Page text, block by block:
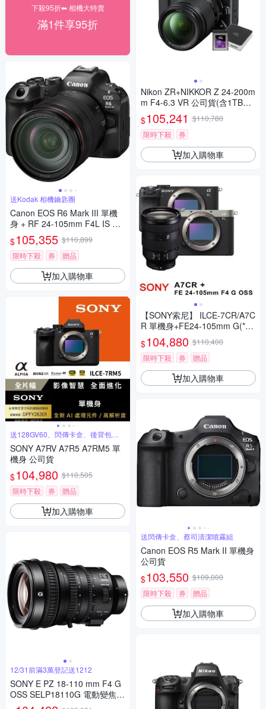
下殺95折⬅︎ 相機大特賣
滿1件享95折
送Kodak 相機鑰匙圈
Canon EOS R6 Mark III 單機
身 + RF 24-105mm F4L IS US
M 鏡頭 公司貨
$105,355 $110,899
限時下殺
券 贈品
加入購物車
送128GV60、閃傳卡盒、後背包等
好禮
SONY A7RV A7R5 A7RM5 單
機身 公司貨
$104,980 $110,505
限時下殺
券 贈品
加入購物車
12/31前滿3萬登記送1212
SONY E PZ 18-110 mm F4 G
OSS SELP18110G 電動變焦鏡
頭 公司貨
Nikon ZR+NIKKOR Z 24-200m
m F4-6.3 VR 公司貨(含1TB高
速讀寫記憶卡+雙槽讀卡機)
$105,241 $110,780
限時下殺
券
加入購物車
【SONY索尼】 ILCE-7CR/A7C
R 單機身+FE24-105mm G(*
(中文平輸)
$104,880 $110,400
限時下殺
券 贈品
加入購物車
送閃傳卡盒、蔡司清潔噴霧組
Canon EOS R5 Mark II 單機身
公司貨
$103,550 $109,000
限時下殺
券 贈品
加入購物車